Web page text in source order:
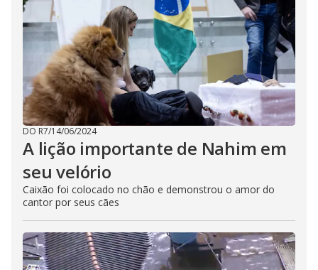
DO R7/14/06/2024
A lição importante de Nahim em
seu velório
Caixão foi colocado no chão e demonstrou o amor do
cantor por seus cães